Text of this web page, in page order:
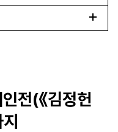
전(《김정헌